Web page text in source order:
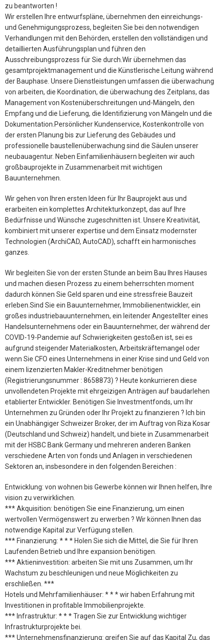
zu beantworten !
Wir erstellen Ihre entwurfspläne, übernehmen den einreichungs-
und Genehmigungsprozess, begleiten Sie bei den notwendigen
Verhandlungen mit den Behörden, erstellen den vollständigen und
detaillierten Ausführungsplan und führen den
Ausschreibungsprozess für Sie durch.Wir übernehmen das
gesamtprojektmanagement und die Künstlerische Leitung während
der Bauphase. Unsere Dienstleistungen umfassen die überwachung
von arbeiten, die Koordination, die überwachung des Zeitplans, das
Management von Kostenüberschreitungen und-Mängeln, den
Empfang und die Lieferung, die Identifizierung von Mängeln und die
Dokumentation.Persönlicher Kundenservice, Kostenkontrolle von
der ersten Planung bis zur Lieferung des Gebäudes und
professionelle baustellenüberwachung sind die Säulen unserer
neubauagentur. Neben Einfamilienhäusern begleiten wir auch
großbauprojekte in Zusammenarbeit mit wichtigen
Bauunternehmen.
Wir gehen von Ihren ersten Ideen für Ihr Bauprojekt aus und
erarbeiten ein komplettes Architekturkonzept, das auf Ihre
Bedürfnisse und Wünsche zugeschnitten ist. Unsere Kreativität,
kombiniert mit unserer expertise und dem Einsatz modernster
Technologien (ArchiCAD, AutoCAD), schafft ein harmonisches
ganzes.
Wir begleiten Sie von der ersten Stunde an beim Bau Ihres Hauses
und machen diesen Prozess zu einem beherrschten moment
dadurch können Sie Geld sparen und eine stressfreie Bauzeit
erleben.Sind Sie ein Bauunternehmer, Immobilienentwickler, ein
großes industriebauunternehmen, ein leitender Angestellter eines
Handelsunternehmens oder ein Bauunternehmer, der während der
COVID-19-Pandemie auf Schwierigkeiten gestoßen ist, sei es
aufgrund steigender Materialkosten, Arbeitskräftemangel oder
wenn Sie CFO eines Unternehmens in einer Krise sind und Geld von
einem lizenzierten Makler-Kreditnehmer benötigen
(Registrierungsnummer : 8658873) ? Heute konkurrieren diese
unvollendeten Projekte mit ehrgeizigen Anträgen auf baudarlehen
etablierter Entwickler. Benötigen Sie Investmentfonds, um Ihr
Unternehmen zu Gründen oder Ihr Projekt zu finanzieren ? Ich bin
ein Unabhängiger Schweizer Broker, der im Auftrag von Riza Kosar
(Deutschland und Schweiz) handelt, und biete in Zusammenarbeit
mit der HSBC Bank Germany und mehreren anderen Banken
verschiedene Arten von fonds und Anlagen in verschiedenen
Sektoren an, insbesondere in den folgenden Bereichen :
Entwicklung: von wohnen bis Gewerbe können wir Ihnen helfen, Ihre
vision zu verwirklichen.
*** Akquisition: benötigen Sie eine Finanzierung, um einen
wertvollen Vermögenswert zu erwerben ? Wir können Ihnen das
notwendige Kapital zur Verfügung stellen.
*** Finanzierung: * * * Holen Sie sich die Mittel, die Sie für Ihren
Laufenden Betrieb und Ihre expansion benötigen.
*** Aktieninvestition: arbeiten Sie mit uns Zusammen, um Ihr
Wachstum zu beschleunigen und neue Möglichkeiten zu
erschließen. ***
Hotels und Mehrfamilienhäuser: * * * wir haben Erfahrung mit
Investitionen in profitable Immobilienprojekte.
*** Infrastruktur: * * * Tragen Sie zur Entwicklung wichtiger
Infrastrukturprojekte bei.
*** Unternehmensfinanzierung: greifen Sie auf das Kapital Zu, das